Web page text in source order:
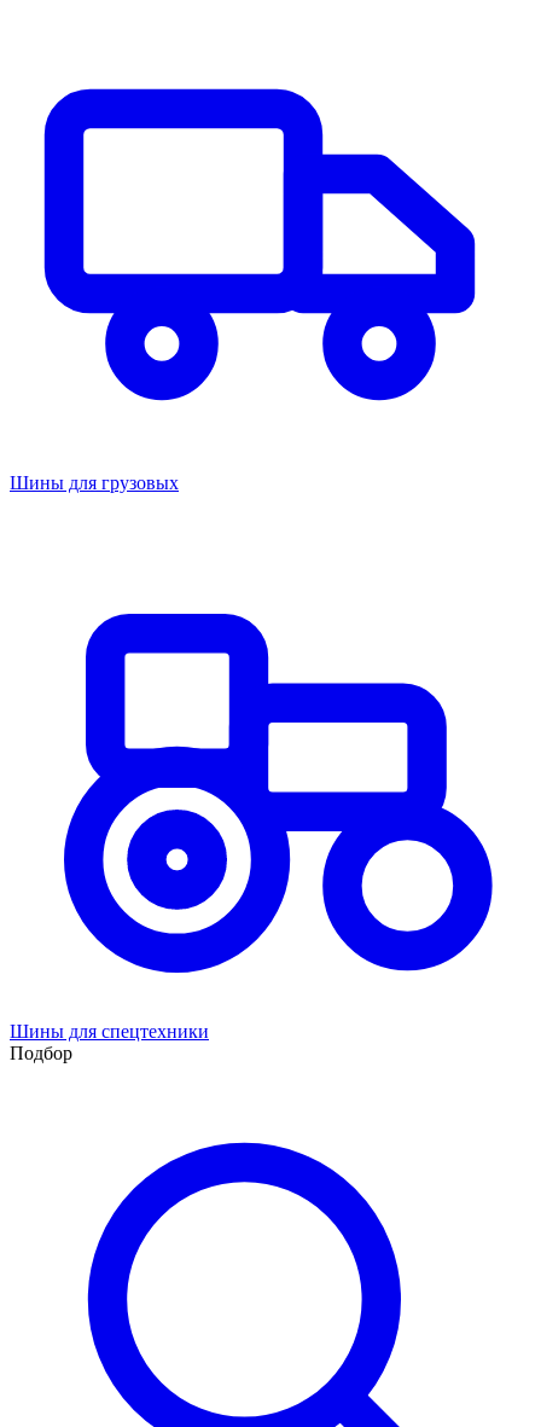
Шины для грузовых
Шины для спецтехники
Подбор